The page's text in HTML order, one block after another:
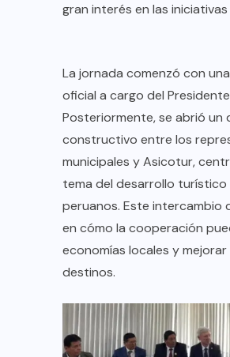
gran interés en las
La jornada comenzó con
oficial a cargo del
Posteriormente, se abrió un
constructivo entre los
municipales y Asicotur,
tema del desarrollo turístico
peruanos. Este intercambio
en cómo la cooperación
economías locales y
destinos.